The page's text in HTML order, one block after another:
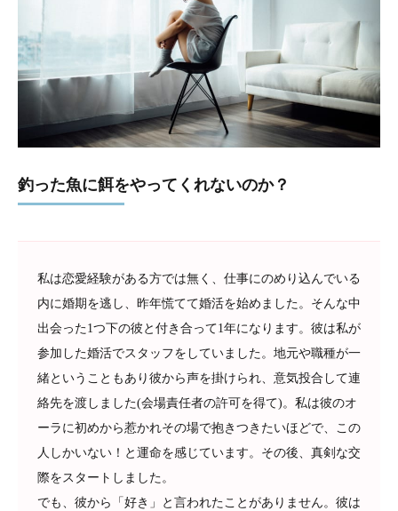
釣った魚に餌をやってくれないのか？
私は恋愛経験がある方では無く、仕事にのめり込んでいる
内に婚期を逃し、昨年慌てて婚活を始めました。そんな中
出会った1つ下の彼と付き合って1年になります。彼は私が
参加した婚活でスタッフをしていました。地元や職種が一
緒ということもあり彼から声を掛けられ、意気投合して連
絡先を渡しました(会場責任者の許可を得て)。私は彼のオ
ーラに初めから惹かれその場で抱きつきたいほどで、この
人しかいない！と運命を感じています。その後、真剣な交
際をスタートしました。
でも、彼から「好き」と言われたことがありません。彼は